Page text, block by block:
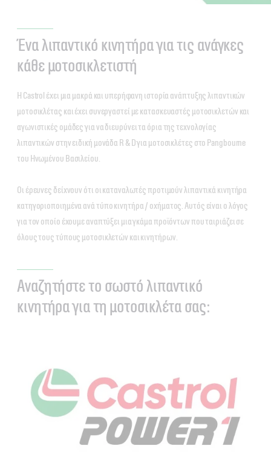
Ένα λιπαντικό κινητήρα για τις ανάγκες
κάθε μοτοσικλετιστή
Η Castrol έχει μια μακρά και υπερήφανη ιστορία ανάπτυξης λιπαντικών
μοτοσικλέτας και έχει συνεργαστεί με κατασκευαστές μοτοσικλετών και
αγωνιστικές ομάδες για να διευρύνει τα όρια της τεχνολογίας
λιπαντικών στην ειδική μονάδα R & D για μοτοσικλέτες στο Pangbourne
του Ηνωμένου Βασιλείου.
Οι έρευνες δείχνουν ότι οι καταναλωτές προτιμούν λιπαντικά κινητήρα
κατηγοριοποιημένα ανά τύπο κινητήρα / οχήματος. Αυτός είναι ο λόγος
για τον οποίο έχουμε αναπτύξει μια γκάμα προϊόντων που ταιριάζει σε
όλους τους τύπους μοτοσικλετών και κινητήρων.
Αναζητήστε το σωστό λιπαντικό
κινητήρα για τη μοτοσικλέτα σας: